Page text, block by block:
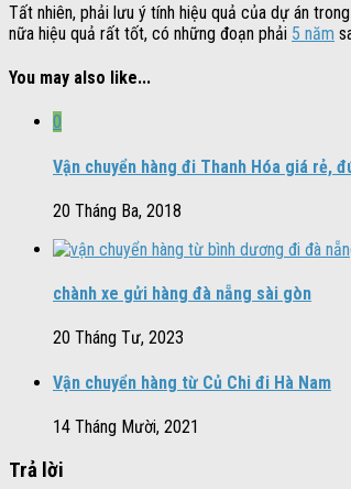
Tất nhiên, phải lưu ý tính hiệu quả của dự án
nữa hiệu quả rất tốt, có những đoạn phải 5 năm
You may also like...
0
Vận chuyển hàng đi Thanh Hóa giá rẻ,
20 Tháng Ba, 2018
chành xe gửi hàng đà nẵng sài gòn
20 Tháng Tư, 2023
Vận chuyển hàng từ Củ Chi đi Hà Nam
14 Tháng Mười, 2021
Trả lời